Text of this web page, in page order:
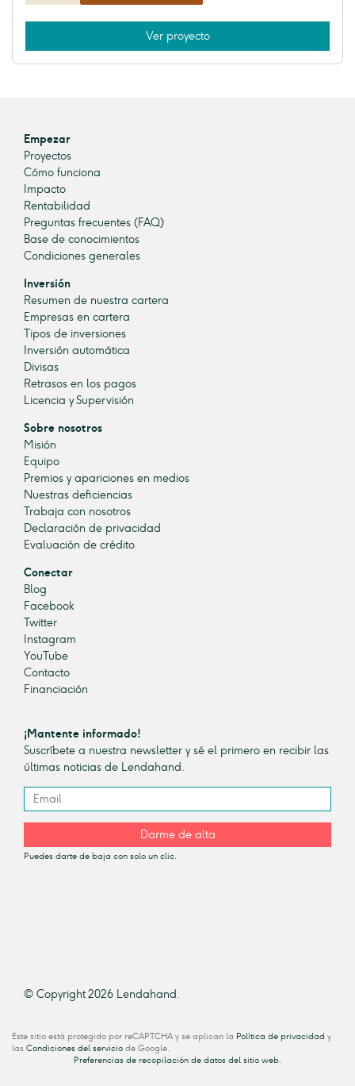
Ver proyecto
Empezar
Proyectos
Cómo funciona
Impacto
Rentabilidad
Preguntas frecuentes (FAQ)
Base de conocimientos
Condiciones generales
Inversión
Resumen de nuestra cartera
Empresas en cartera
Tipos de inversiones
Inversión automática
Divisas
Retrasos en los pagos
Licencia y Supervisión
Sobre nosotros
Misión
Equipo
Premios y apariciones en medios
Nuestras deficiencias
Trabaja con nosotros
Declaración de privacidad
Evaluación de crédito
Conectar
Blog
Facebook
Twitter
Instagram
YouTube
Contacto
Financiación
¡Mantente informado!
Suscríbete a nuestra newsletter y sé el primero en recibir las
últimas noticias de Lendahand.
Darme de alta
Puedes darte de baja con solo un clic.
© Copyright 2026 Lendahand.
Este sitio está protegido por reCAPTCHA y se aplican la Política de privacidad y
las Condiciones del servicio de Google.
Preferencias de recopilación de datos del sitio web.